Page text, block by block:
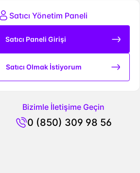
Satıcı Yönetim Paneli
Satıcı Paneli Girişi
Satıcı Olmak İstiyorum
Bizimle İletişime Geçin
0 (850) 309 98 56